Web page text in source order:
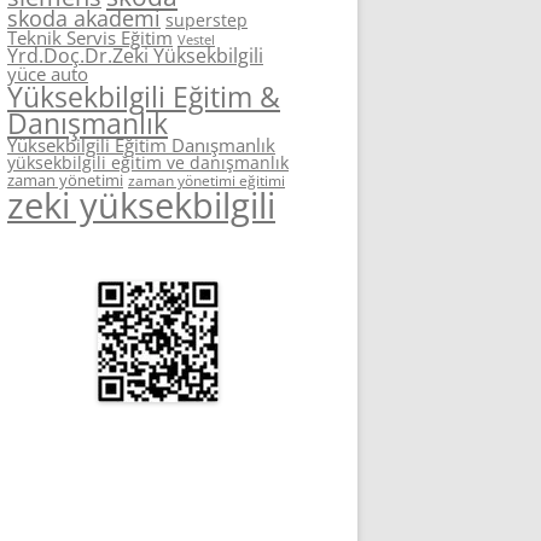
skoda akademi superstep
Teknik Servis Eğitim Vestel
Yrd.Doç.Dr.Zeki Yüksekbilgili
yüce auto
Yüksekbilgili Eğitim &
Danışmanlık
Yüksekbilgili Eğitim Danışmanlık
yüksekbilgili eğitim ve danışmanlık
zaman yönetimi zaman yönetimi eğitimi
zeki yüksekbilgili